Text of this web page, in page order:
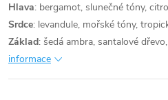
Hlava: bergamot, slunečné tóny,
Srdce: levandule, mořské tóny,
Základ: šedá ambra, santalové
informace